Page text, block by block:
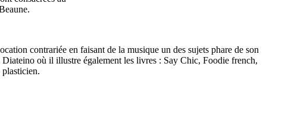
contrariée en faisant de la musique un des sujets phare de son
où il illustre également les livres : Say Chic, Foodie french,